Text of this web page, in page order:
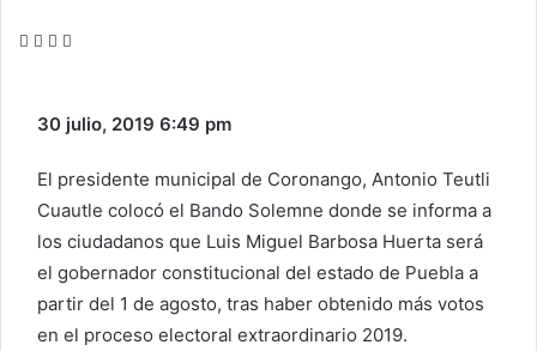
Facebook
Twitter
WhatsApp
30 julio, 2019 6:49 pm
El presidente municipal de Coronango, Antonio Teutli
Cuautle colocó el Bando Solemne donde se informa a
los ciudadanos que Luis Miguel Barbosa Huerta será
el gobernador constitucional del estado de Puebla a
partir del 1 de agosto, tras haber obtenido más votos
en el proceso electoral extraordinario 2019.